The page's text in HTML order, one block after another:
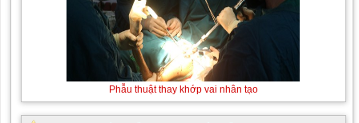
Phẫu thuật
thay khớp
Thay máu sơ sinh do bất đồng nhóm máu